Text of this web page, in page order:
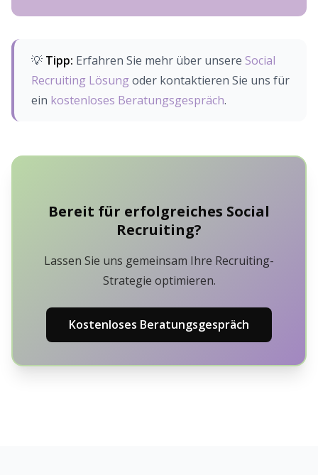
💡 Tipp: Erfahren Sie mehr über unsere Social
Recruiting Lösung oder kontaktieren Sie uns für
ein kostenloses Beratungsgespräch.
Bereit für erfolgreiches Social
Recruiting?
Lassen Sie uns gemeinsam Ihre Recruiting-
Strategie optimieren.
Kostenloses Beratungsgespräch